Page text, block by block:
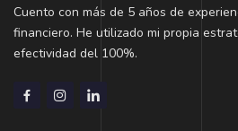
Cuento con más de 5 años de
financiero. He utilizado mi propia
efectividad del 100%.